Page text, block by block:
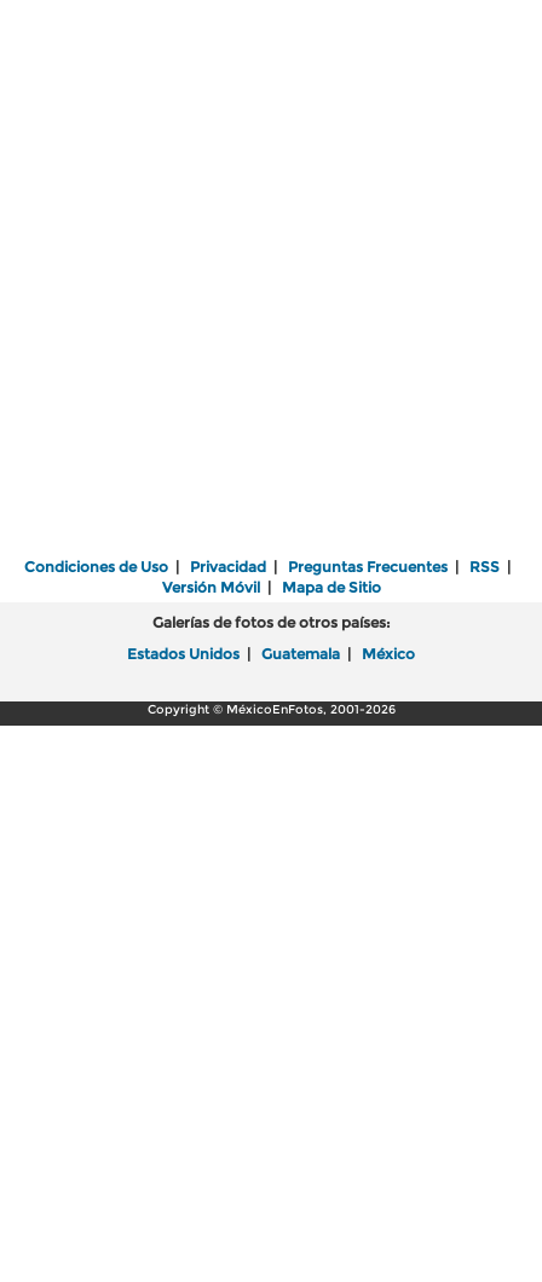
Condiciones de Uso Privacidad Preguntas Frecuentes RSS
Versión Móvil| Mapa de Sitio
Galerías de fotos de otros países:
Estados Unidos
Guatemala México
Copyright © MéxicoEnFotos, 2001-2026